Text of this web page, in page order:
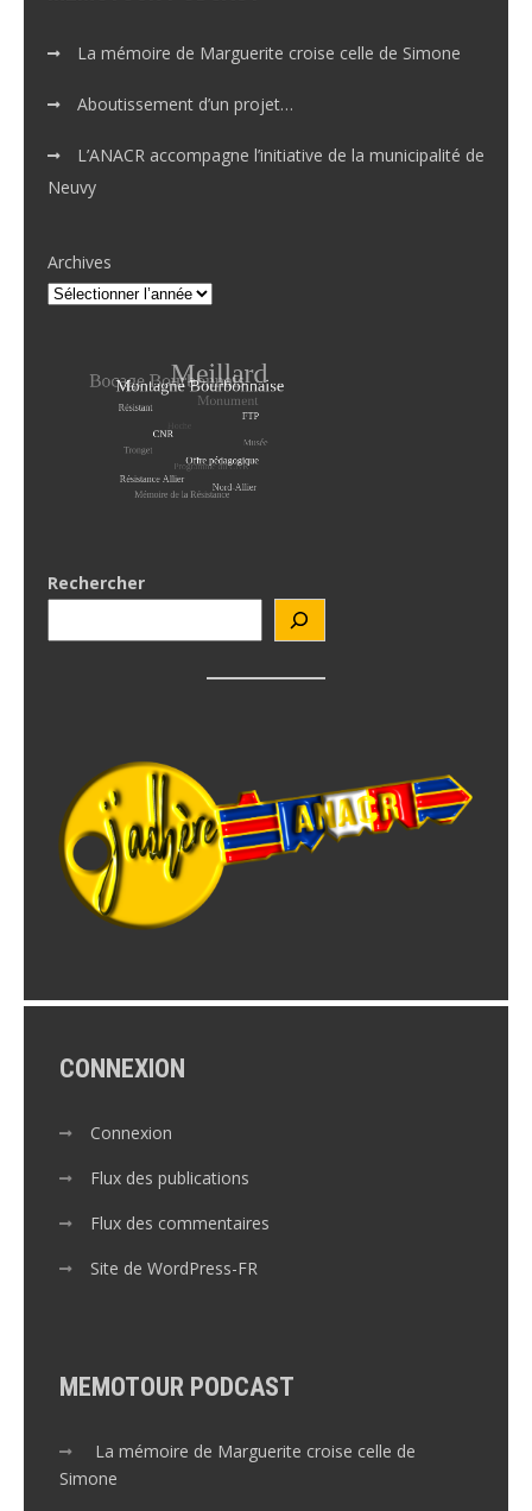
La mémoire de Marguerite croise celle de Simone
Aboutissement d’un projet…
L’ANACR accompagne l’initiative de la municipalité de
Neuvy
Archives
Rechercher
CONNEXION
Connexion
Flux des publications
Flux des commentaires
Site de WordPress-FR
MEMOTOUR PODCAST
La mémoire de Marguerite croise celle de
Simone